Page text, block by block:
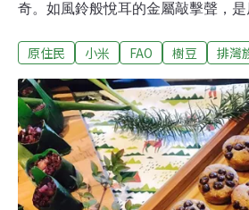
奇。如風鈴般悅耳的金屬敲擊聲，
吃穀物的小鳥所製作的簡易趕鳥器，
音已經趕不走牠們了。」部落農人說
得到田裡守著才行。儘管收成不易，
化傳統和生物多樣性價值，在原鄉
作物的現今，有些部落仍然堅持傳
種原及其神聖文化。莫拉克風災後
落，部落發展協會有感於傳統排灣
原住民 小米 FAO 樹豆 排灣